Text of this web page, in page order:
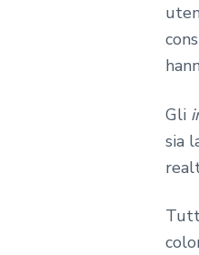
Gli
sia